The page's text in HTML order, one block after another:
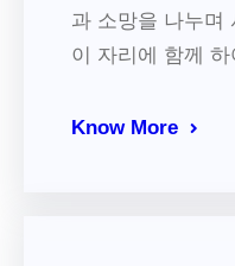
과 소망을 나누며
이 자리에 함께
Know More